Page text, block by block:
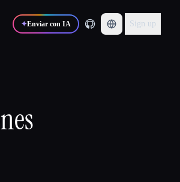
✦Enviar con IA Sign up